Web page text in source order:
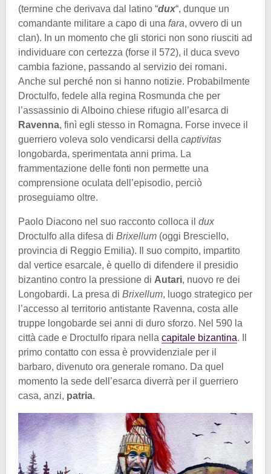
(termine che derivava dal latino “dux“, dunque un
comandante militare a capo di una fara, ovvero di un
clan). In un momento che gli storici non sono riusciti ad
individuare con certezza (forse il 572), il duca svevo
cambia fazione, passando al servizio dei romani.
Anche sul perché non si hanno notizie. Probabilmente
Droctulfo, fedele alla regina Rosmunda che per
l’assassinio di Alboino chiese rifugio all’esarca di
Ravenna, finì egli stesso in Romagna. Forse invece il
guerriero voleva solo vendicarsi della captivitas
longobarda, sperimentata anni prima. La
frammentazione delle fonti non permette una
comprensione oculata dell’episodio, perciò
proseguiamo oltre.
Paolo Diacono nel suo racconto colloca il dux
Droctulfo alla difesa di Brixellum (oggi Bresciello,
provincia di Reggio Emilia). Il suo compito, impartito
dal vertice esarcale, è quello di difendere il presidio
bizantino contro la pressione di Autari, nuovo re dei
Longobardi. La presa di Brixellum, luogo strategico per
l’accesso al territorio antistante Ravenna, costa alle
truppe longobarde sei anni di duro sforzo. Nel 590 la
città cade e Droctulfo ripara nella capitale bizantina. Il
primo contatto con essa è provvidenziale per il
barbaro, divenuto ora generale romano. Da quel
momento la sede dell’esarca diverrà per il guerriero
casa, anzi, patria.